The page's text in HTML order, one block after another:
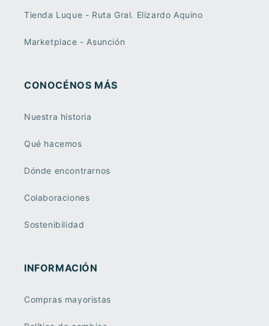
Tienda Luque - Ruta Gral. Elizardo Aquino
Marketplace - Asunción
CONOCÉNOS MÁS
Nuestra historia
Qué hacemos
Dónde encontrarnos
Colaboraciones
Sostenibilidad
INFORMACIÓN
Compras mayoristas